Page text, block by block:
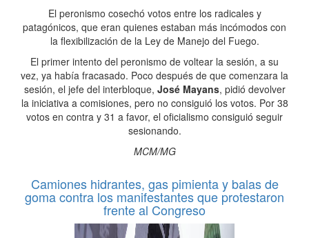
El peronismo cosechó votos entre los radicales y
patagónicos, que eran quienes estaban más incómodos con
la flexibilización de la Ley de Manejo del Fuego.
El primer intento del peronismo de voltear la sesión, a su
vez, ya había fracasado. Poco después de que comenzara la
sesión, el jefe del interbloque, José Mayans, pidió devolver
la iniciativa a comisiones, pero no consiguió los votos. Por 38
votos en contra y 31 a favor, el oficialismo consiguió seguir
sesionando.
MCM/MG
Camiones hidrantes, gas pimienta y balas de
goma contra los manifestantes que protestaron
frente al Congreso